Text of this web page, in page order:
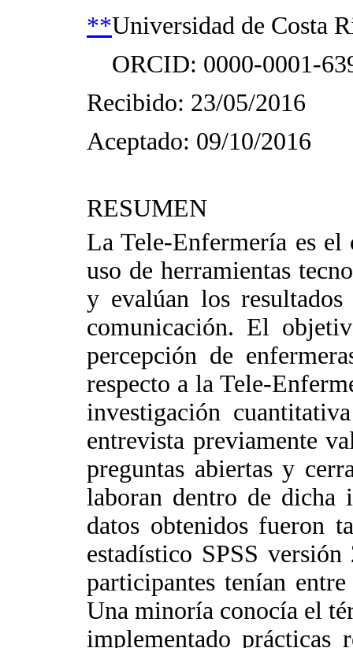
**Universidad de Costa
ORCID: 0000-0001-
Recibido: 23/05/2016
Aceptado: 09/10/2016
RESUMEN
La Tele-Enfermería es el
uso de herramientas
y evalúan los
comunicación. El
percepción de
respecto a la Tele-
investigación
entrevista previamente
preguntas abiertas y
laboran dentro de dicha
datos obtenidos fueron
estadístico SPSS
participantes tenían
Una minoría conocía el
implementado